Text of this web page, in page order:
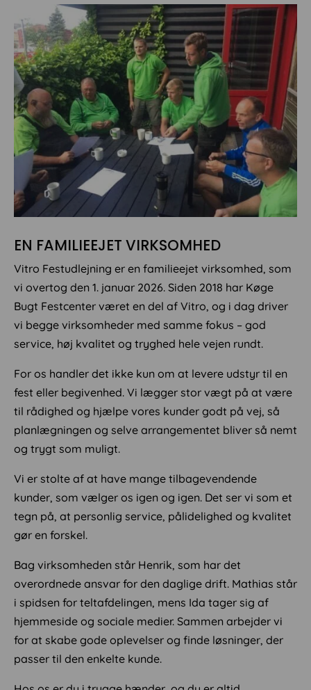
EN FAMILIEEJET VIRKSOMHED
Vitro Festudlejning er en familieejet virksomhed, som
vi overtog den 1. januar 2026. Siden 2018 har Køge
Bugt Festcenter været en del af Vitro, og i dag driver
vi begge virksomheder med samme fokus – god
service, høj kvalitet og tryghed hele vejen rundt.
For os handler det ikke kun om at levere udstyr til en
fest eller begivenhed. Vi lægger stor vægt på at være
til rådighed og hjælpe vores kunder godt på vej, så
planlægningen og selve arrangementet bliver så nemt
og trygt som muligt.
Vi er stolte af at have mange tilbagevendende
kunder, som vælger os igen og igen. Det ser vi som et
tegn på, at personlig service, pålidelighed og kvalitet
gør en forskel.
Bag virksomheden står Henrik, som har det
overordnede ansvar for den daglige drift. Mathias står
i spidsen for teltafdelingen, mens Ida tager sig af
hjemmeside og sociale medier. Sammen arbejder vi
for at skabe gode oplevelser og finde løsninger, der
passer til den enkelte kunde.